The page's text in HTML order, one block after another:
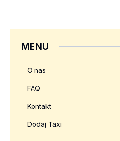
MENU
O nas
FAQ
Kontakt
Dodaj Taxi